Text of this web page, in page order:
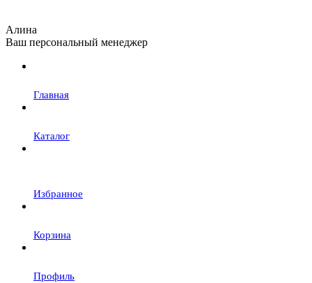
Алина
Ваш персональный менеджер
Главная
Каталог
Избранное
Корзина
Профиль